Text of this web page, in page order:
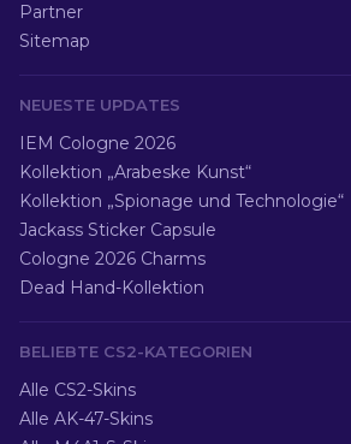
Partner
Sitemap
NEUESTE UPDATES
IEM Cologne 2026
Kollektion „Arabeske Kunst“
Kollektion „Spionage und Technologie“
Jackass Sticker Capsule
Cologne 2026 Charms
Dead Hand-Kollektion
BELIEBTE CS2-KATEGORIEN
Alle CS2-Skins
Alle AK-47-Skins